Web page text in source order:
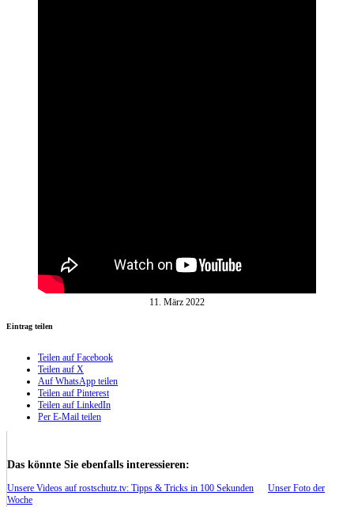
11. März 2022
Eintrag teilen
Teilen auf Facebook
Teilen auf X
Auf WhatsApp teilen
Teilen auf Pinterest
Teilen auf LinkedIn
Per E-Mail teilen
Das könnte Sie ebenfalls interessieren:
Unsere Videos auf rostschutz.tv: Tipps & Tricks in 100 Sekunden
Unser Foto der
Woche